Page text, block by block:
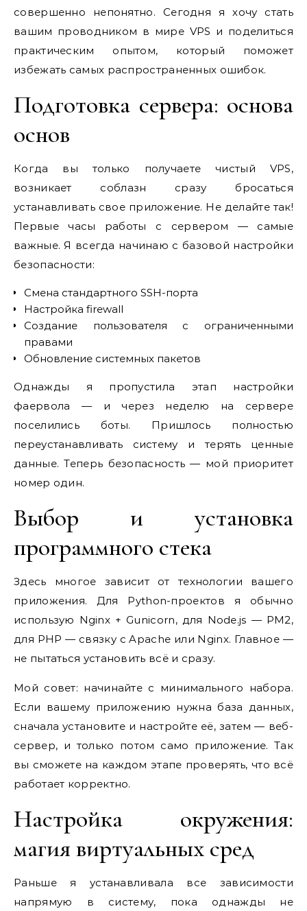
совершенно непонятно. Сегодня я хочу стать
вашим проводником в мире VPS и поделиться
практическим опытом, который поможет
избежать самых распространенных ошибок.
Подготовка сервера: основа
основ
Когда вы только получаете чистый VPS,
возникает соблазн сразу бросаться
устанавливать свое приложение. Не делайте так!
Первые часы работы с сервером — самые
важные. Я всегда начинаю с базовой настройки
безопасности:
Смена стандартного SSH-порта
Настройка firewall
Создание пользователя с ограниченными
правами
Обновление системных пакетов
Однажды я пропустила этап настройки
фаервола — и через неделю на сервере
поселились боты. Пришлось полностью
переустанавливать систему и терять ценные
данные. Теперь безопасность — мой приоритет
номер один.
Выбор и установка
программного стека
Здесь многое зависит от технологии вашего
приложения. Для Python-проектов я обычно
использую Nginx + Gunicorn, для Node.js — PM2,
для PHP — связку с Apache или Nginx. Главное —
не пытаться установить всё и сразу.
Мой совет: начинайте с минимального набора.
Если вашему приложению нужна база данных,
сначала установите и настройте её, затем — веб-
сервер, и только потом само приложение. Так
вы сможете на каждом этапе проверять, что всё
работает корректно.
Настройка окружения:
магия виртуальных сред
Раньше я устанавливала все зависимости
напрямую в систему, пока однажды не